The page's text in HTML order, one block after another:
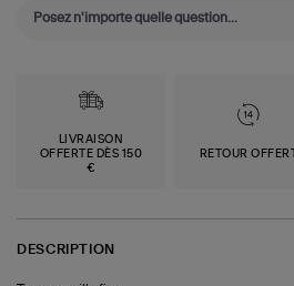
LIVRAISON
OFFERTE DÈS 150
€
RETOUR OFFERT
DESCRIPTION